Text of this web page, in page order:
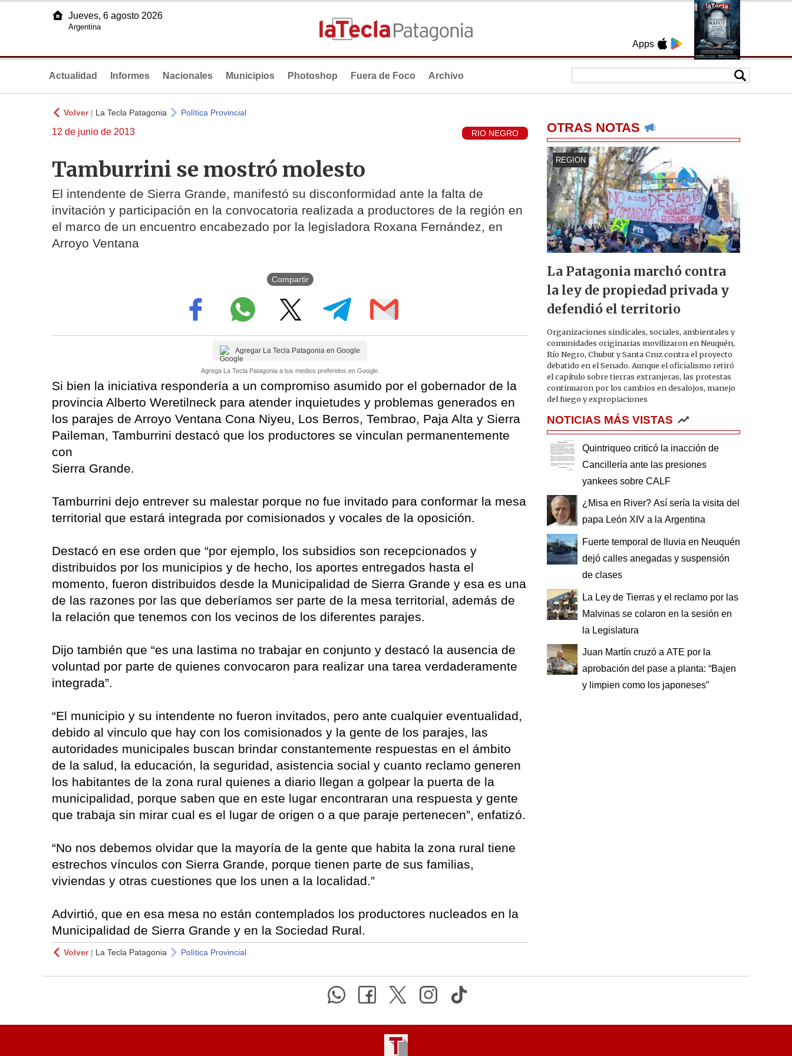
Apps
Jueves, 6 agosto 2026
Argentina
Actualidad Informes Nacionales Municipios Photoshop Fuera de Foco Archivo
Volver| La Tecla Patagonia Política Provincial
12 de junio de 2013 RIO NEGRO
Tamburrini se mostró molesto
El intendente de Sierra Grande, manifestó su disconformidad ante la falta de
invitación y participación en la convocatoria realizada a productores de la región en
el marco de un encuentro encabezado por la legisladora Roxana Fernández, en
Arroyo Ventana
Compartir
Agregar La Tecla Patagonia en Google
Agrega La Tecla Patagonia a tus medios preferidos en Google.
Si bien la iniciativa respondería a un compromiso asumido por el gobernador de la
provincia Alberto Weretilneck para atender inquietudes y problemas generados en
los parajes de Arroyo Ventana Cona Niyeu, Los Berros, Tembrao, Paja Alta y Sierra
Paileman, Tamburrini destacó que los productores se vinculan permanentemente
con
Sierra Grande.
Tamburrini dejo entrever su malestar porque no fue invitado para conformar la mesa
territorial que estará integrada por comisionados y vocales de la oposición.
Destacó en ese orden que “por ejemplo, los subsidios son recepcionados y
distribuidos por los municipios y de hecho, los aportes entregados hasta el
momento, fueron distribuidos desde la Municipalidad de Sierra Grande y esa es una
de las razones por las que deberíamos ser parte de la mesa territorial, además de
la relación que tenemos con los vecinos de los diferentes parajes.
Dijo también que “es una lastima no trabajar en conjunto y destacó la ausencia de
voluntad por parte de quienes convocaron para realizar una tarea verdaderamente
integrada”.
“El municipio y su intendente no fueron invitados, pero ante cualquier eventualidad,
debido al vinculo que hay con los comisionados y la gente de los parajes, las
autoridades municipales buscan brindar constantemente respuestas en el ámbito
de la salud, la educación, la seguridad, asistencia social y cuanto reclamo generen
los habitantes de la zona rural quienes a diario llegan a golpear la puerta de la
municipalidad, porque saben que en este lugar encontraran una respuesta y gente
que trabaja sin mirar cual es el lugar de origen o a que paraje pertenecen”, enfatizó.
“No nos debemos olvidar que la mayoría de la gente que habita la zona rural tiene
estrechos vínculos con Sierra Grande, porque tienen parte de sus familias,
viviendas y otras cuestiones que los unen a la localidad.”
Advirtió, que en esa mesa no están contemplados los productores nucleados en la
Municipalidad de Sierra Grande y en la Sociedad Rural.
Volver| La Tecla Patagonia Política Provincial
OTRAS NOTAS
REGION
La Patagonia marchó contra
la ley de propiedad privada y
defendió el territorio
Organizaciones sindicales, sociales, ambientales y
comunidades originarias movilizaron en Neuquén,
Río Negro, Chubut y Santa Cruz contra el proyecto
debatido en el Senado. Aunque el oficialismo retiró
el capítulo sobre tierras extranjeras, las protestas
continuaron por los cambios en desalojos, manejo
del fuego y expropiaciones
NOTICIAS MÁS VISTAS
Quintriqueo criticó la inacción de
Cancillería ante las presiones
yankees sobre CALF
¿Misa en River? Así sería la visita del
papa León XIV a la Argentina
Fuerte temporal de lluvia en Neuquén
dejó calles anegadas y suspensión
de clases
La Ley de Tierras y el reclamo por las
Malvinas se colaron en la sesión en
la Legislatura
Juan Martín cruzó a ATE por la
aprobación del pase a planta: “Bajen
y limpien como los japoneses”